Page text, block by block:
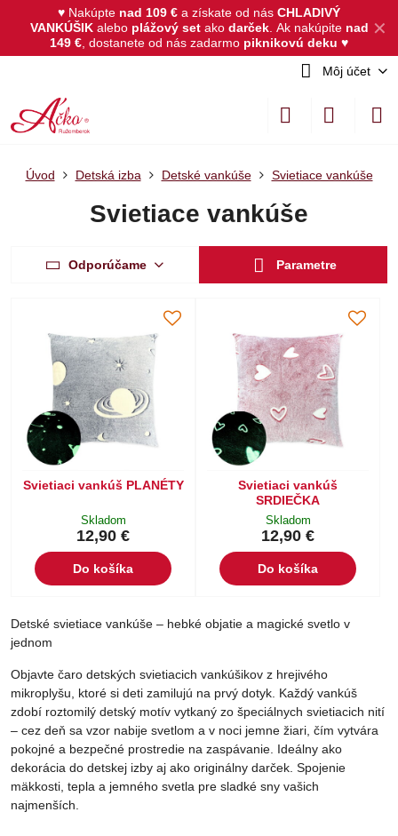
✕
♥ Nakúpte nad 109 € a získate od nás CHLADIVÝ
VANKÚŠIKalebo plážový set akodarček. Ak nakúpite nad
149 € , dostanete od nás zadarmo piknikovú deku ♥
Môj účet
Úvod Detská izba Detské vankúše Svietiace vankúše
Svietiace vankúše
Odporúčame Parametre
Svietiaci vankúš PLANÉTY
Skladom
12,90 €
Do košíka
Svietiaci vankúš
SRDIEČKA
Skladom
12,90 €
Do košíka
Detské svietiace vankúše – hebké objatie a magické svetlo v
jednom
Objavte čaro detských svietiacich vankúšikov z hrejivého
mikroplyšu, ktoré si deti zamilujú na prvý dotyk. Každý vankúš
zdobí roztomilý detský motív vytkaný zo špeciálnych svietiacich nití
– cez deň sa vzor nabije svetlom a v noci jemne žiari, čím vytvára
pokojné a bezpečné prostredie na zaspávanie. Ideálny ako
dekorácia do detskej izby aj ako originálny darček. Spojenie
mäkkosti, tepla a jemného svetla pre sladké sny vašich
najmenších.